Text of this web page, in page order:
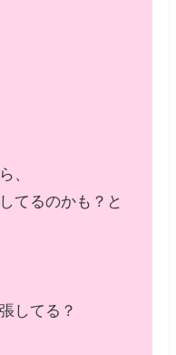
、
てるのかも？と
してる？